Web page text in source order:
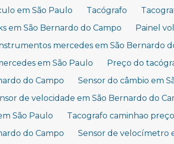
em São Paulo
Tacógrafo
em São Bernardo do Campo
Painel
mercedes em São Bernardo
em São Paulo
Preço do
do Campo
Sensor do câmbio em
de velocidade em São Bernardo do
São Paulo
Tacografo caminhao preço
do Campo
Sensor de velocímetro